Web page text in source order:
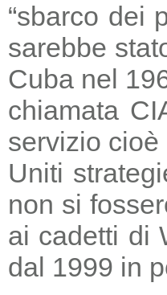
“sbarco dei
sarebbe
Cuba nel
chiamata
servizio
Uniti
non si
ai cadetti di
dal 1999 in